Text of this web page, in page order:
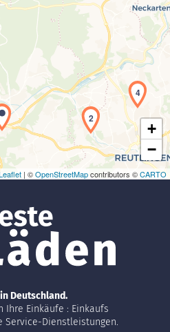
der Karte...
2
4
+
−
| ©OpenStreetMapcontributors ©CARTO
Deutschland.
Einkäufe : Einkaufs
Service-Dienstleistungen.